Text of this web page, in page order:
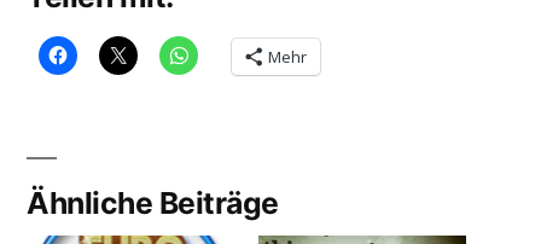
Mehr
Ähnliche Beiträge